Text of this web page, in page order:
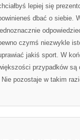
lepiej się
dbać o siebie.
czymś niezwykle
jakiś sport. W
przypadków są
pozostaje w takim